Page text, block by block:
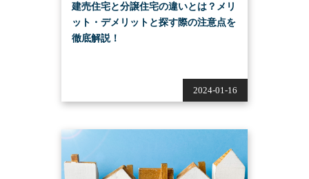
2024-01-16
建売住宅と分譲住宅の違いとは？メリ
ット・デメリットと探す際の注意点を
徹底解説！